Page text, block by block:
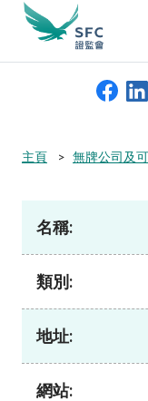
本會簡介
規則及標準
資料庫
新聞稿及公布
尋
主頁 無牌公司及
名稱:
類別:
地址:
網站: